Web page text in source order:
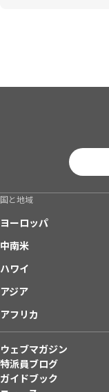
国と地域
ヨーロッパ
中南米
ハワイ
アジア
アフリカ
ウェブマガジン
特派員ブログ
ガイドブック